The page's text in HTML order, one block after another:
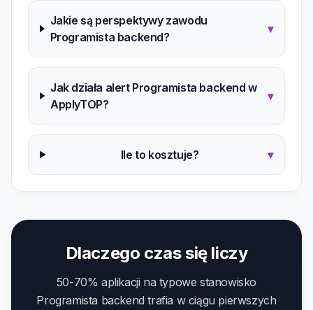
Jakie są perspektywy zawodu
Programista backend?
▾
Jak działa alert Programista backend w
ApplyTOP?
▾
Ile to kosztuje? ▾
Dlaczego czas się liczy
50-70% aplikacji na typowe stanowisko
Programista backend trafia w ciągu pierwszych